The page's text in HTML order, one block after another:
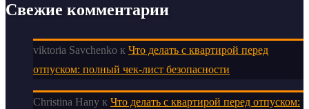
Свежие комментарии
viktoria Savchenko к Что делать с квартирой перед
отпуском: полный чек-лист безопасности
Christina Hany к Что делать с квартирой перед отпуском: